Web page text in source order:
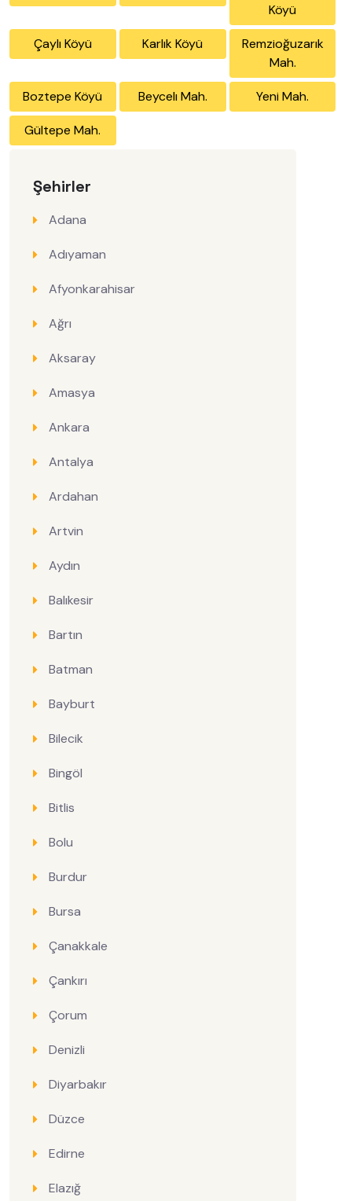
Şehirler
Adana
Adıyaman
Afyonkarahisar
Ağrı
Aksaray
Amasya
Ankara
Antalya
Ardahan
Artvin
Aydın
Balıkesir
Bartın
Batman
Bayburt
Bilecik
Bingöl
Bitlis
Bolu
Burdur
Bursa
Çanakkale
Çankırı
Çorum
Denizli
Diyarbakır
Düzce
Edirne
Elazığ
Köyü
Çaylı Köyü Karlık Köyü
Remzioğuzarık
Mah.
Boztepe Köyü Beycelı Mah. Yeni Mah.
Gültepe Mah.